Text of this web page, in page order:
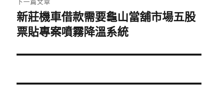
下
一
文
新莊機車借款需要龜山當舖市場五股
票貼專案噴霧降溫系統